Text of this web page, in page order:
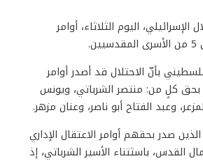
اليوم الثلاثاء، أوامر
بأنّ الاحتلال قد أصدر أوامر
6 أشهر بحق كلٍ من: منتصر الشرباتي، ويونس
وعبد الفتاح أبو ناصر، وعنان مزهر.
صدر بحقهم أوامر الاعتقال الإداري
القدس، باسثتناء الأسير الشرباتي، إذ